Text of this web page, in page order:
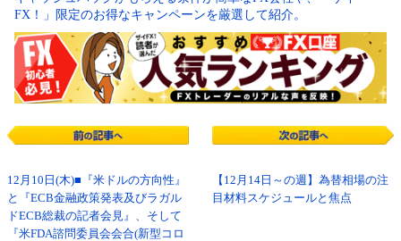
FX！」限定のお得なキャンペーンを厳選して紹介。
12月10日(木)■『米ドルの方向性』
と『ECB金融政策発表及びラガル
ドECB総裁の記者会見』、そして
『米FDA諮問委員会会合(新型コロ
【12月14日～の週】為替相場の注
目材料スケジュールと焦点